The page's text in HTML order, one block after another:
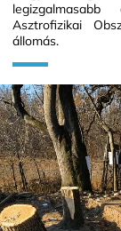
Asztrofizikai
állomás.